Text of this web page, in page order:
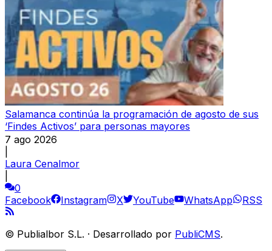
Salamanca continúa la programación de agosto de sus
‘Findes Activos’ para personas mayores
7 ago 2026
Laura Cenalmor
0
Facebook
Instagram X YouTube WhatsApp RSS
© Publialbor S.L. · Desarrollado por PubliCMS.